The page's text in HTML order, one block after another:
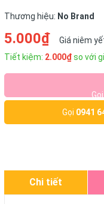
Thương hiệu: No Brand
5.000₫ Giá niêm
Tiết kiệm: 2.000₫so với
Gọi 0941
Chi tiết